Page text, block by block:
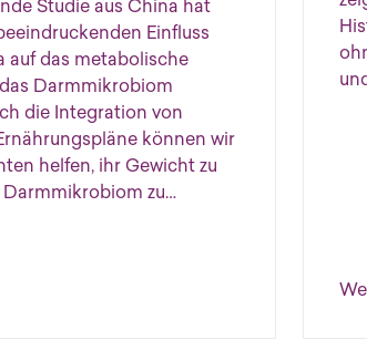
Studie aus China hat
Einfluss
auf das metabolische
Darmmikrobiom
die Integration von
können wir
helfen, ihr Gewicht zu
Darmmikrobiom zu…